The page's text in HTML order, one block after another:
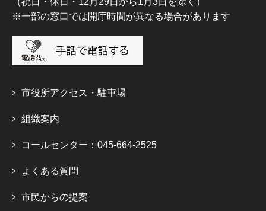
※一部の窓口では開庁時間が異なる場合があります
市役所アクセス・駐車場
組織案内
コールセンター：045-664-2525
よくある質問
市民からの提案